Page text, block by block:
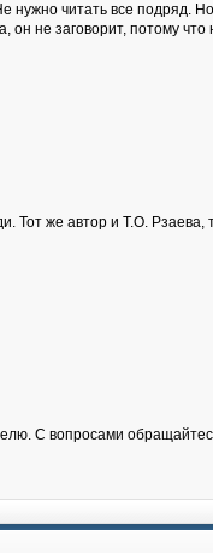
нужно читать все подряд.
не заговорит, потому что
Тот же автор и Т.О. Рзаева,
С вопросами